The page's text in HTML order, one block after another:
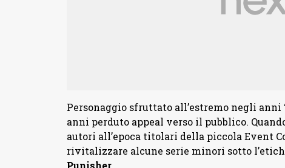
Personaggio sfruttato all’estremo negli anni
anni perduto appeal verso il pubblico.
autori all’epoca titolari della piccola Event
rivitalizzare alcune serie minori sotto
Punisher.